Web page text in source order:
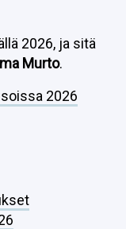
2026, ja sitä
Murto.
2026